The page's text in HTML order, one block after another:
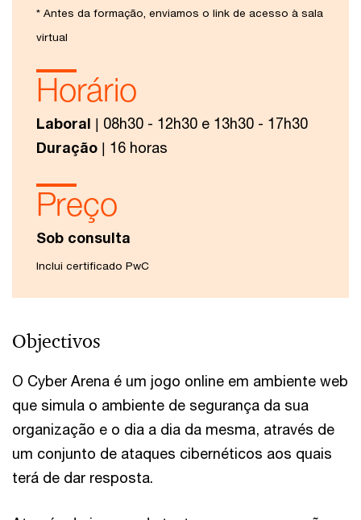
* Antes da formação, enviamos o link de acesso à sala
virtual
Horário
Laboral | 08h30 - 12h30 e 13h30 - 17h30
Duração | 16 horas
Preço
Sob consulta
Inclui certificado PwC
Objectivos
O Cyber Arena é um jogo online em ambiente web
que simula o ambiente de segurança da sua
organização e o dia a dia da mesma, através de
um conjunto de ataques cibernéticos aos quais
terá de dar resposta.